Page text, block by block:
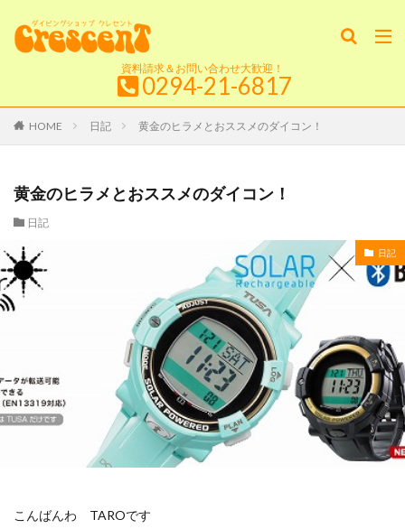
資料請求＆お問い合わせ大歓迎！
0294-21-6817
HOME 日記 黄金のヒラメとおススメのダイコン！
黄金のヒラメとおススメのダイコン！
日記
日記
こんばんわ TAROです